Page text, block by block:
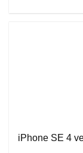
iPhone SE 4